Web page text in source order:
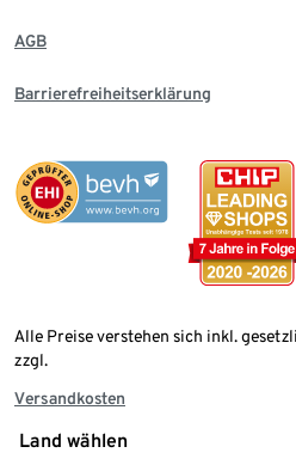
AGB
Barrierefreiheitserklärung
Alle Preise verstehen sich inkl.
zzgl.
Versandkosten
Land wählen